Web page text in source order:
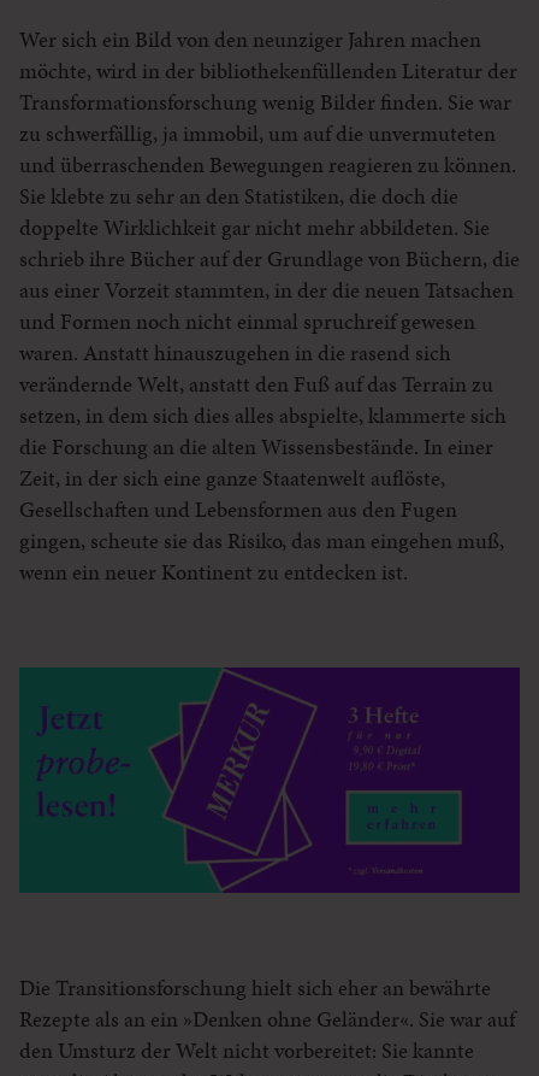
Wer sich ein Bild von den neunziger Jahren machen
möchte, wird in der bibliothekenfüllenden Literatur der
Transformationsforschung wenig Bilder finden. Sie war
zu schwerfällig, ja immobil, um auf die unvermuteten
und überraschenden Bewegungen reagieren zu können.
Sie klebte zu sehr an den Statistiken, die doch die
doppelte Wirklichkeit gar nicht mehr abbildeten. Sie
schrieb ihre Bücher auf der Grundlage von Büchern, die
aus einer Vorzeit stammten, in der die neuen Tatsachen
und Formen noch nicht einmal spruchreif gewesen
waren. Anstatt hinauszugehen in die rasend sich
verändernde Welt, anstatt den Fuß auf das Terrain zu
setzen, in dem sich dies alles abspielte, klammerte sich
die Forschung an die alten Wissensbestände. In einer
Zeit, in der sich eine ganze Staatenwelt auflöste,
Gesellschaften und Lebensformen aus den Fugen
gingen, scheute sie das Risiko, das man eingehen muß,
wenn ein neuer Kontinent zu entdecken ist.
Die Transitionsforschung hielt sich eher an bewährte
Rezepte als an ein »Denken ohne Geländer«. Sie war auf
den Umsturz der Welt nicht vorbereitet: Sie kannte